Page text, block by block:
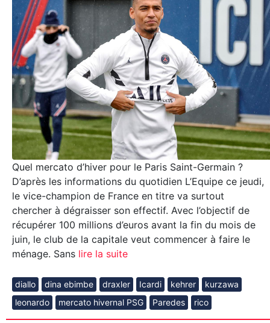
Quel mercato d’hiver pour le Paris Saint-Germain ?
D’après les informations du quotidien L’Equipe ce jeudi,
le vice-champion de France en titre va surtout
chercher à dégraisser son effectif. Avec l’objectif de
récupérer 100 millions d’euros avant la fin du mois de
juin, le club de la capitale veut commencer à faire le
ménage. Sans lire la suite
diallo dina ebimbe draxler Icardi kehrer
kurzawa
leonardo
mercato hivernal PSG Paredes rico